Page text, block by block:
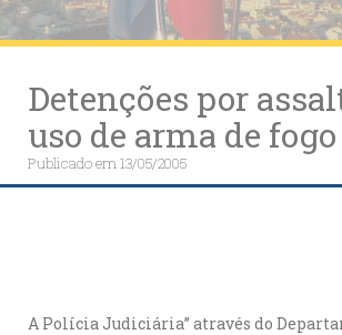
Detenções por
uso de arma de fogo
Publicado em13/05/2005
A Polícia Judiciária” através do